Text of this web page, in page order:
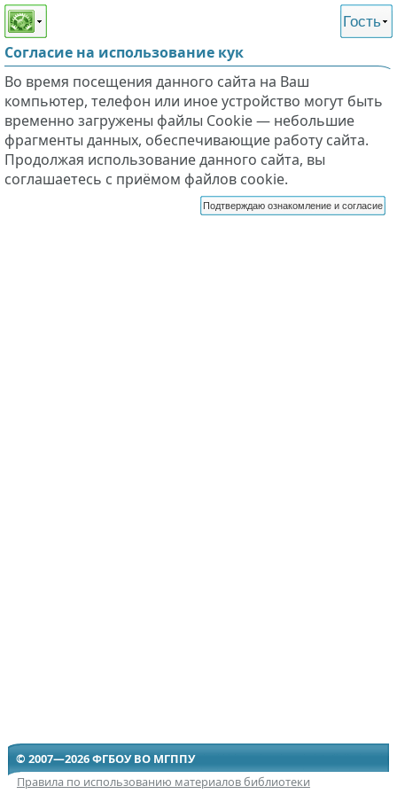
Этот сайт поддерживает
слабовидящих
Гость
Согласие на использование кук
Во время посещения данного сайта на Ваш
компьютер, телефон или иное устройство могут быть
временно загружены файлы Cookie — небольшие
фрагменты данных, обеспечивающие работу сайта.
Продолжая использование данного сайта, вы
соглашаетесь с приёмом файлов cookie.
Подтверждаю ознакомление и согласие
© 2007—2026 ФГБОУ ВО МГППУ
Правила по использованию материалов библиотеки